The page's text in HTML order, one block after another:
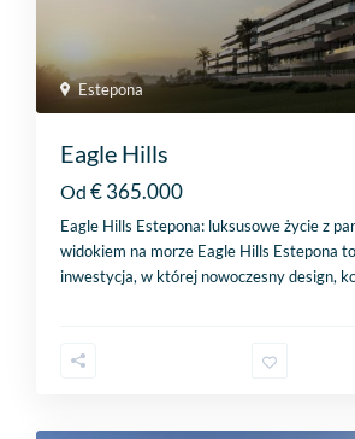
Estepona
Eagle Hills
Od € 365.000
Eagle Hills Estepona: luksusowe życie z
widokiem na morze Eagle Hills Estepona
inwestycja, w której nowoczesny design,